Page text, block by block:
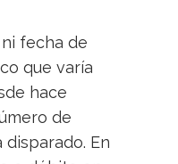
fecha de
que varía
hace
de
En